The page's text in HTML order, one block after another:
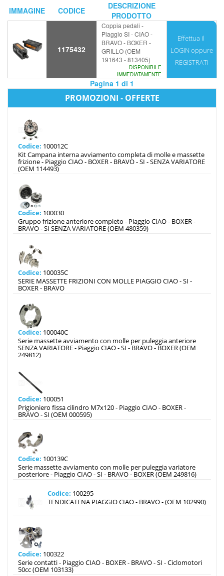
IMMAGINE CODICE
DESCRIZIONE
PRODOTTO
1175432
Coppia pedali -
Piaggio SI - CIAO -
BRAVO - BOXER -
GRILLO (OEM
191643 - 813405)
DISPONIBILE
IMMEDIATAMENTE
Effettua il
LOGIN oppure
REGISTRATI
Pagina 1 di 1
PROMOZIONI - OFFERTE
Codice: 100012C
Kit Campana interna avviamento completa di molle e massette
frizione - Piaggio CIAO - BOXER - BRAVO - SI - SENZA VARIATORE
(OEM 114493)
Codice: 100030
Gruppo frizione anteriore completo - Piaggio CIAO - BOXER -
BRAVO - SI SENZA VARIATORE (OEM 480359)
Codice: 100035C
SERIE MASSETTE FRIZIONI CON MOLLE PIAGGIO CIAO - SI -
BOXER - BRAVO
Codice: 100040C
Serie massette avviamento con molle per puleggia anteriore
SENZA VARIATORE - Piaggio CIAO - SI - BRAVO - BOXER (OEM
249812)
Codice: 100051
Prigioniero fissa cilindro M7x120 - Piaggio CIAO - BOXER -
BRAVO - SI (OEM 000595)
Codice: 100139C
Serie massette avviamento con molle per puleggia variatore
posteriore - Piaggio CIAO - SI - BRAVO - BOXER (OEM 249816)
Codice: 100295
TENDICATENA PIAGGIO CIAO - BRAVO - (OEM 102990)
Codice: 100322
Serie contatti - Piaggio CIAO - BOXER - BRAVO - SI - Ciclomotori
50cc (OEM 103133)